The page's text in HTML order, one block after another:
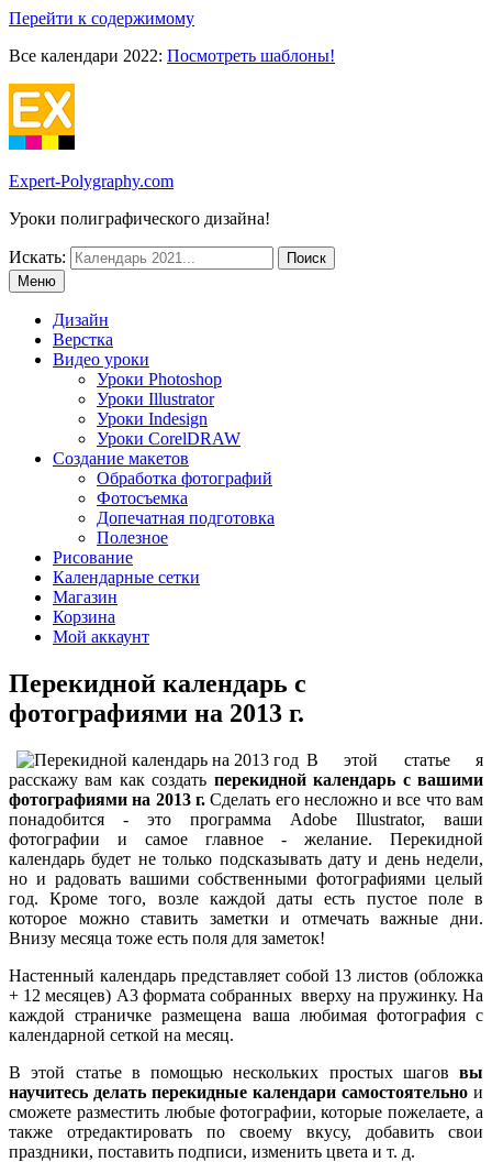
Перейти к содержимому
Все календари 2022: Посмотреть шаблоны!
Expert-Polygraphy.com
Уроки полиграфического дизайна!
Искать:
Меню
Дизайн
Верстка
Видео уроки
Уроки Photoshop
Уроки Illustrator
Уроки Indesign
Уроки CorelDRAW
Создание макетов
Обработка фотографий
Фотосъемка
Допечатная подготовка
Полезное
Рисование
Календарные сетки
Магазин
Корзина
Мой аккаунт
Перекидной календарь с
фотографиями на 2013 г.
В этой статье я
расскажу вам как создать перекидной календарь с вашими
фотографиями на 2013 г.Сделать его несложно и все что вам
понадобится - это программа Adobe Illustrator, ваши
фотографии и самое главное - желание. Перекидной
календарь будет не только подсказывать дату и день недели,
но и радовать вашими собственными фотографиями целый
год. Кроме того, возле каждой даты есть пустое поле в
которое можно ставить заметки и отмечать важные дни.
Внизу месяца тоже есть поля для заметок!
Настенный календарь представляет собой 13 листов (обложка
+ 12 месяцев) А3 формата собранных вверху на пружинку. На
каждой страничке размещена ваша любимая фотография с
календарной сеткой на месяц.
В этой статье в помощью нескольких простых шагов вы
научитесь делать перекидные календари самостоятельно и
сможете разместить любые фотографии, которые пожелаете, а
также отредактировать по своему вкусу, добавить свои
праздники, поставить подписи, изменить цвета и т. д.